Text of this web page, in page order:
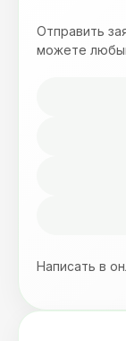
Отправить
можете
Написать в